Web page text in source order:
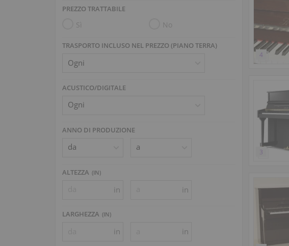
PREZZO TRATTABILE
Sì No
TRASPORTO INCLUSO NEL PREZZO (PIANO TERRA)
ACUSTICO/DIGITALE
ANNO DI PRODUZIONE
ALTEZZA (IN)
in in
LARGHEZZA (IN)
in in